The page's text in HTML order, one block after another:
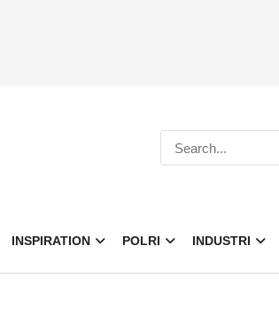
INSPIRATION POLRI INDUSTRI